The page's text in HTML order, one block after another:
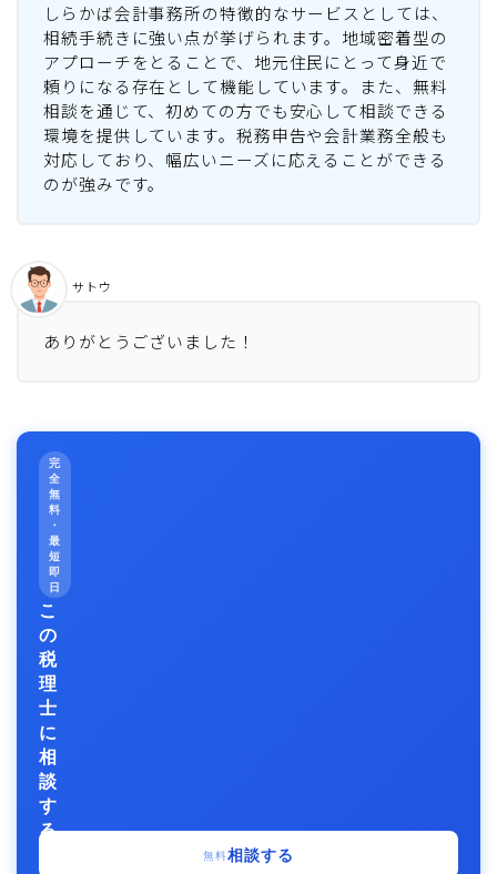
しらかば会計事務所の特徴的なサービスとしては、
相続手続きに強い点が挙げられます。地域密着型の
アプローチをとることで、地元住民にとって身近で
頼りになる存在として機能しています。また、無料
相談を通じて、初めての方でも安心して相談できる
環境を提供しています。税務申告や会計業務全般も
対応しており、幅広いニーズに応えることができる
のが強みです。
ありがとうございました！
サトウ
完
全
無
料
・
最
短
即
日
こ
の
税
理
士
に
相
談
す
る
無料相談する